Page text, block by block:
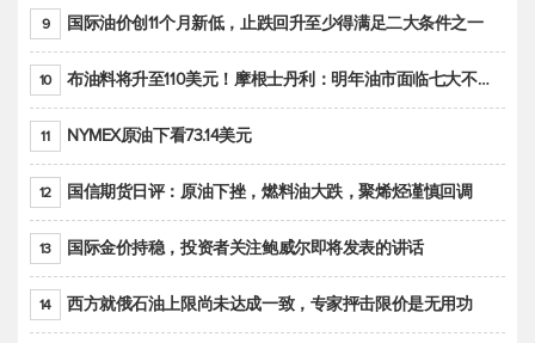
9 国际油价创11个月新低，止跌回升至少得满足二大条件之一
10 布油料将升至110美元！摩根士丹利：明年油市面临七大不确定性
11 NYMEX原油下看73.14美元
12 国信期货日评：原油下挫，燃料油大跌，聚烯烃谨慎回调
13 国际金价持稳，投资者关注鲍威尔即将发表的讲话
14 西方就俄石油上限尚未达成一致，专家抨击限价是无用功